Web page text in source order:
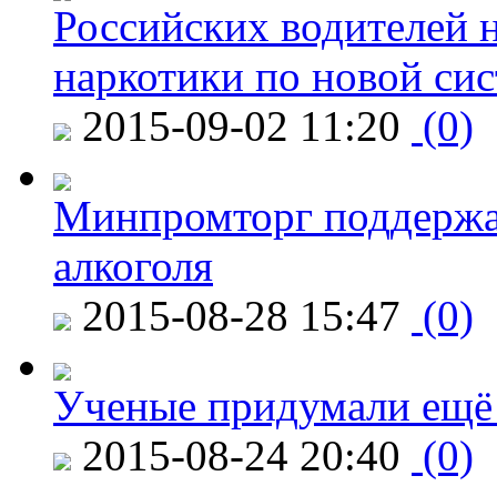
Российских водителей
наркотики по новой
2015-09-02 11:20 (0)
Минпромторг
алкоголя
2015-08-28 15:47 (0)
Ученые придумали ещё
2015-08-24 20:40 (0)